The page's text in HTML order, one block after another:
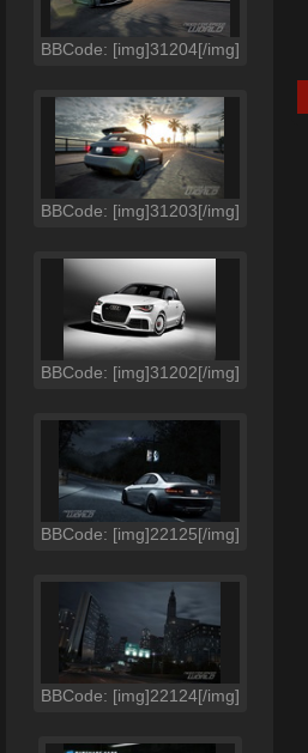
BBCode: [img]31204[/img]
BBCode: [img]31203[/img]
BBCode: [img]31202[/img]
BBCode: [img]22125[/img]
BBCode: [img]22124[/img]